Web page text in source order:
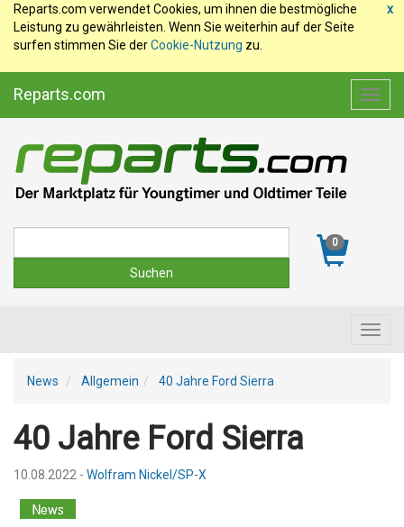
x
Reparts.com verwendet Cookies, um ihnen die bestmögliche
Leistung zu gewährleisten. Wenn Sie weiterhin auf der Seite
surfen stimmen Sie derCookie-Nutzung zu.
Reparts.com
0
News Allgemein 40 Jahre Ford Sierra
40 Jahre Ford Sierra
10.08.2022 - Wolfram Nickel/SP-X